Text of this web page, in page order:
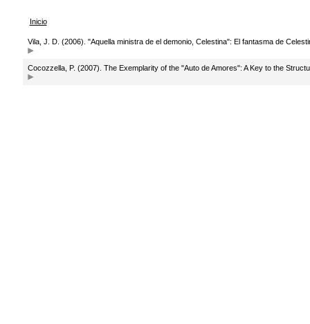
Inicio
Vila, J. D. (2006). "Aquella ministra de el demonio, Celestina": El fantasma de
Cocozzella, P. (2007). The Exemplarity of the "Auto de Amores": A Key to the